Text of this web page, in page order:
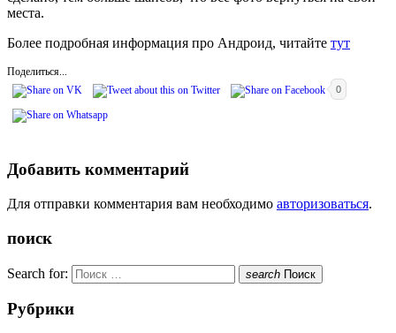
места.
Более подробная информация про Андроид, читайте тут
Поделиться...
0
Добавить комментарий
Для отправки комментария вам необходимо авторизоваться.
поиск
Search for: search Поиск
Рубрики